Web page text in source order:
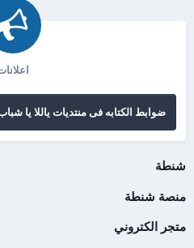
اعلانات
ضوابط الكتابه فى منتديات ياللا يا شباب
شنطة
منصة شنطة
متجر الكتروني